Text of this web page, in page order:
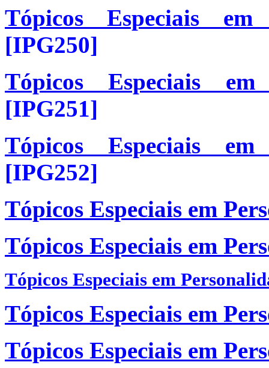
Tópicos Especiais
[IPG250]
Tópicos Especiais
[IPG251]
Tópicos Especiais
[IPG252]
Tópicos Especiais em
Tópicos Especiais em
Tópicos Especiais em
Tópicos Especiais em
Tópicos Especiais em